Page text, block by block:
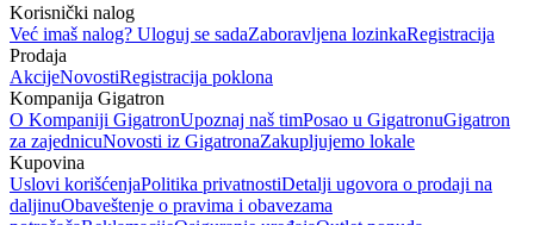
Korisnički nalog
Već imaš nalog? Uloguj se sadaZaboravljena lozinkaRegistracija
Prodaja
AkcijeNovostiRegistracija poklona
Kompanija Gigatron
O Kompaniji GigatronUpoznaj naš timPosao u GigatronuGigatron
za zajednicuNovosti iz GigatronaZakupljujemo lokale
Kupovina
Uslovi korišćenjaPolitika privatnostiDetalji ugovora o prodaji na
daljinuObaveštenje o pravima i obavezama